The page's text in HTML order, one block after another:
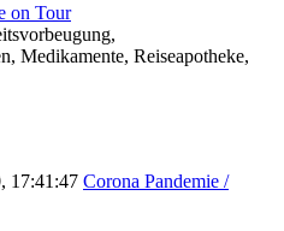
on Tour
Medikamente, Reiseapotheke,
17:41:47 Corona Pandemie /